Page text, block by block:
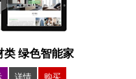
类 绿色智能家
详情 购买